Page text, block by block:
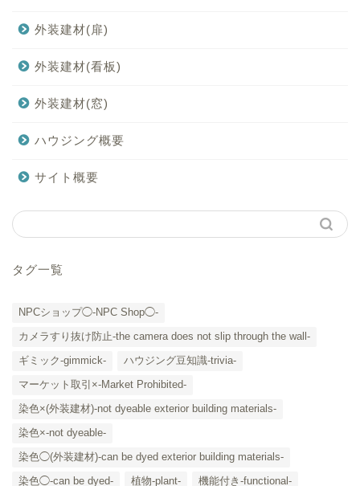
外装建材(扉)
外装建材(看板)
外装建材(窓)
ハウジング概要
サイト概要
タグ一覧
NPCショップ◯-NPC Shop◯-
カメラすり抜け防止-the camera does not slip through the wall-
ギミック-gimmick-
ハウジング豆知識-trivia-
マーケット取引×-Market Prohibited-
染色×(外装建材)-not dyeable exterior building materials-
染色×-not dyeable-
染色◯(外装建材)-can be dyed exterior building materials-
染色◯-can be dyed-
植物-plant- 機能付き-functional-
Category List-